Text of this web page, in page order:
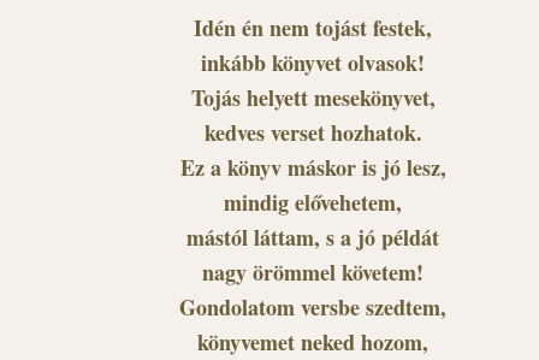
Idén én nem tojást festek,
inkább könyvet olvasok!
Tojás helyett mesekönyvet,
kedves verset hozhatok.
Ez a könyv máskor is jó lesz,
mindig elővehetem,
mástól láttam, s a jó példát
nagy örömmel követem!
Gondolatom versbe szedtem,
könyvemet neked hozom,